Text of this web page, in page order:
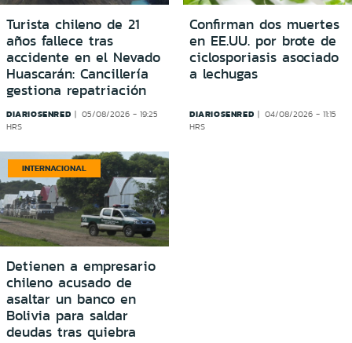
Turista chileno de 21
años fallece tras
accidente en el Nevado
Huascarán: Cancillería
gestiona repatriación
DIARIOSENRED
05/08/2026 - 19:25
HRS
Confirman dos muertes
en EE.UU. por brote de
ciclosporiasis asociado
a lechugas
DIARIOSENRED
04/08/2026 - 11:15
HRS
INTERNACIONAL
Detienen a empresario
chileno acusado de
asaltar un banco en
Bolivia para saldar
deudas tras quiebra